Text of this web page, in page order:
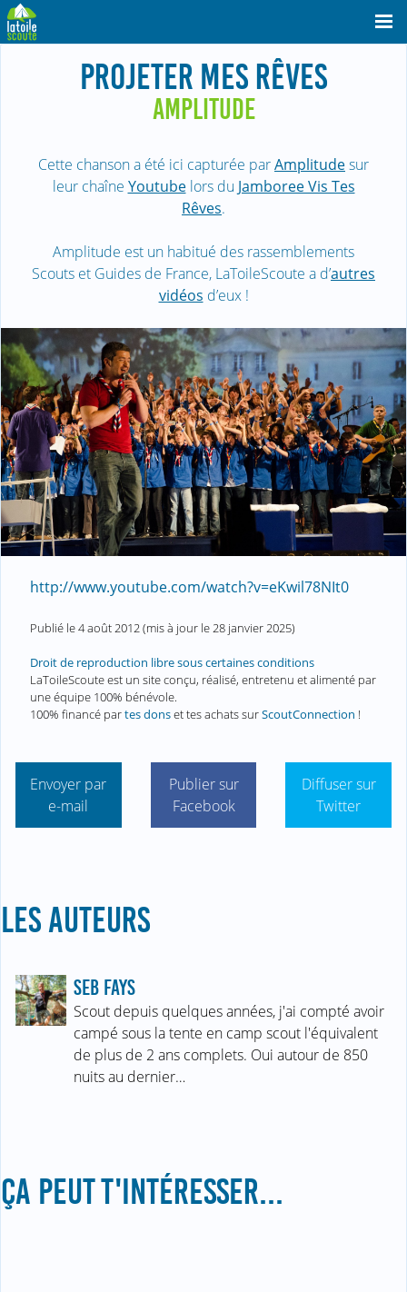
PROJETER MES RÊVES
AMPLITUDE
Cette chanson a été ici capturée parAmplitudesur
leur chaîne Youtubelors du Jamboree Vis Tes
Rêves.
Amplitude est un habitué des rassemblements
Scouts et Guides de France, LaToileScoute a d’autres
vidéos d’eux !
http://www.youtube.com/watch?v=eKwil78NIt0
Publié le4 août 2012(mis à jour le28 janvier 2025)
Droit de reproduction libre sous certaines conditions
LaToileScoute est un site conçu, réalisé, entretenu et alimenté par
une équipe 100% bénévole.
100% financé partes donset tes achats surScoutConnection !
Envoyer par
e-mail
Publier sur
Facebook
Diffuser sur
Twitter
LES AUTEURS
SEB FAYS
Scout depuis quelques années, j'ai compté avoir
campé sous la tente en camp scout l'équivalent
de plus de 2 ans complets. Oui autour de 850
nuits au dernier…
ÇA PEUT T'INTÉRESSER...